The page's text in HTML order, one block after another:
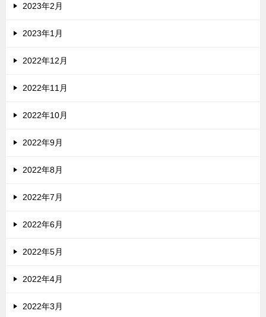
2023年2月
2023年1月
2022年12月
2022年11月
2022年10月
2022年9月
2022年8月
2022年7月
2022年6月
2022年5月
2022年4月
2022年3月